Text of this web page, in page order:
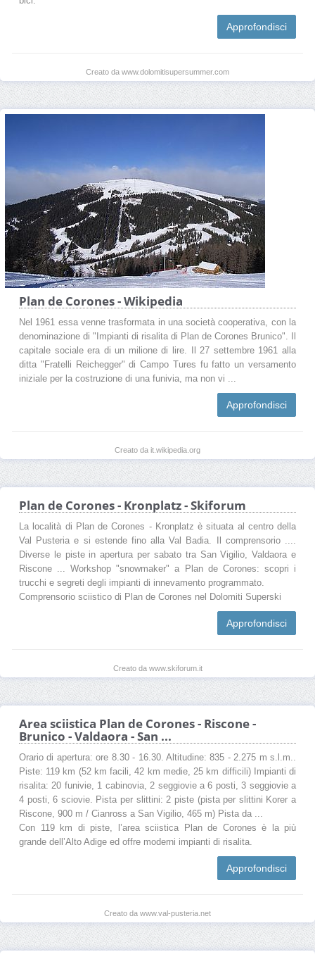
Approfondisci
Creato da www.dolomitisupersummer.com
Plan de Corones - Wikipedia
Nel 1961 essa venne trasformata in una società cooperativa, con la
denominazione di "Impianti di risalita di Plan de Corones Brunico". Il
capitale sociale era di un milione di lire. Il 27 settembre 1961 alla
ditta "Fratelli Reichegger" di Campo Tures fu fatto un versamento
iniziale per la costruzione di una funivia, ma non vi ...
Approfondisci
Creato da it.wikipedia.org
Plan de Corones - Kronplatz - Skiforum
La località di Plan de Corones - Kronplatz è situata al centro della
Val Pusteria e si estende fino alla Val Badia. Il comprensorio ....
Diverse le piste in apertura per sabato tra San Vigilio, Valdaora e
Riscone ... Workshop "snowmaker" a Plan de Corones: scopri i
trucchi e segreti degli impianti di innevamento programmato.
Comprensorio sciistico di Plan de Corones nel Dolomiti Superski
Approfondisci
Creato da www.skiforum.it
Area sciistica Plan de Corones - Riscone -
Brunico - Valdaora - San ...
Orario di apertura: ore 8.30 - 16.30. Altitudine: 835 - 2.275 m s.l.m..
Piste: 119 km (52 km facili, 42 km medie, 25 km difficili) Impianti di
risalita: 20 funivie, 1 cabinovia, 2 seggiovie a 6 posti, 3 seggiovie a
4 posti, 6 sciovie. Pista per slittini: 2 piste (pista per slittini Korer a
Riscone, 900 m / Cianross a San Vigilio, 465 m) Pista da ...
Con 119 km di piste, l’area sciistica Plan de Corones è la più
grande dell’Alto Adige ed offre moderni impianti di risalita.
Approfondisci
Creato da www.val-pusteria.net